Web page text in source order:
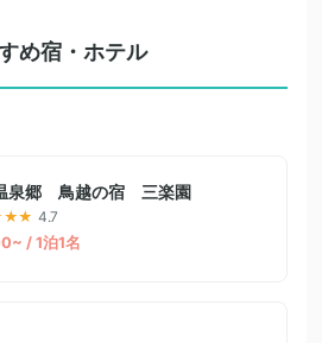
め宿・ホテル
泉郷 鳥越の宿 三楽園
4.7
/ 1泊1名